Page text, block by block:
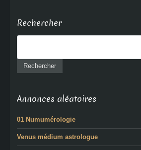
Rechercher
Annonces aléatoires
01 Numumérologie
Venus médium astrologue